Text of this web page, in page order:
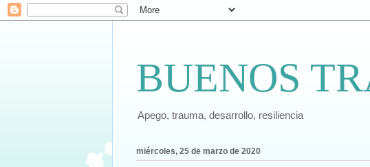
BUENOS
Apego, trauma, desarrollo, resiliencia
miércoles, 25 de marzo de 2020